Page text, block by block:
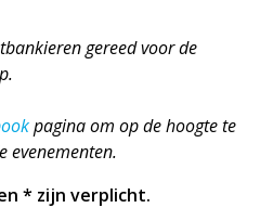
gereed voor de
pagina om op de hoogte te
evenementen.
* zijn verplicht.